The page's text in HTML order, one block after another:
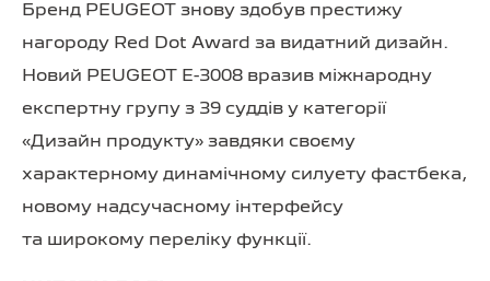
Бренд PEUGEOT знову здобув престижу
нагороду Red Dot Award за видатний дизайн.
Новий PEUGEOT E-3008 вразив міжнародну
експертну групу з 39 суддів у категорії
«Дизайн продукту» завдяки своєму
характерному динамічному силуету фастбека,
новому надсучасному інтерфейсу
та широкому переліку функції.